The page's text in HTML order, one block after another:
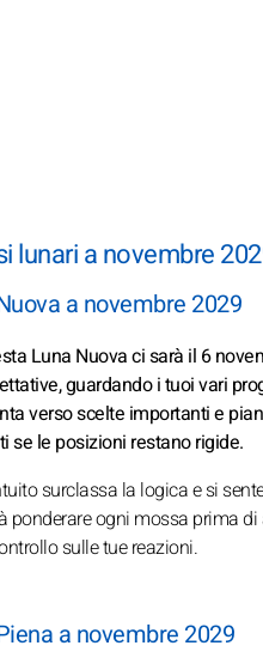
lunari a novembre
a novembre 2029
Luna Nuova ci sarà il 6
guardando i tuoi vari
verso scelte importanti e
se le posizioni restano rigide.
surclassa la logica e si
ponderare ogni mossa prima
sulle tue reazioni.
a novembre 2029